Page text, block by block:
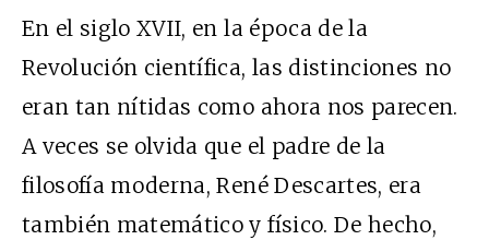
En el siglo XVII, en la época de la
Revolución científica, las distinciones no
eran tan nítidas como ahora nos parecen.
A veces se olvida que el padre de la
filosofía moderna, René Descartes, era
también matemático y físico. De hecho,